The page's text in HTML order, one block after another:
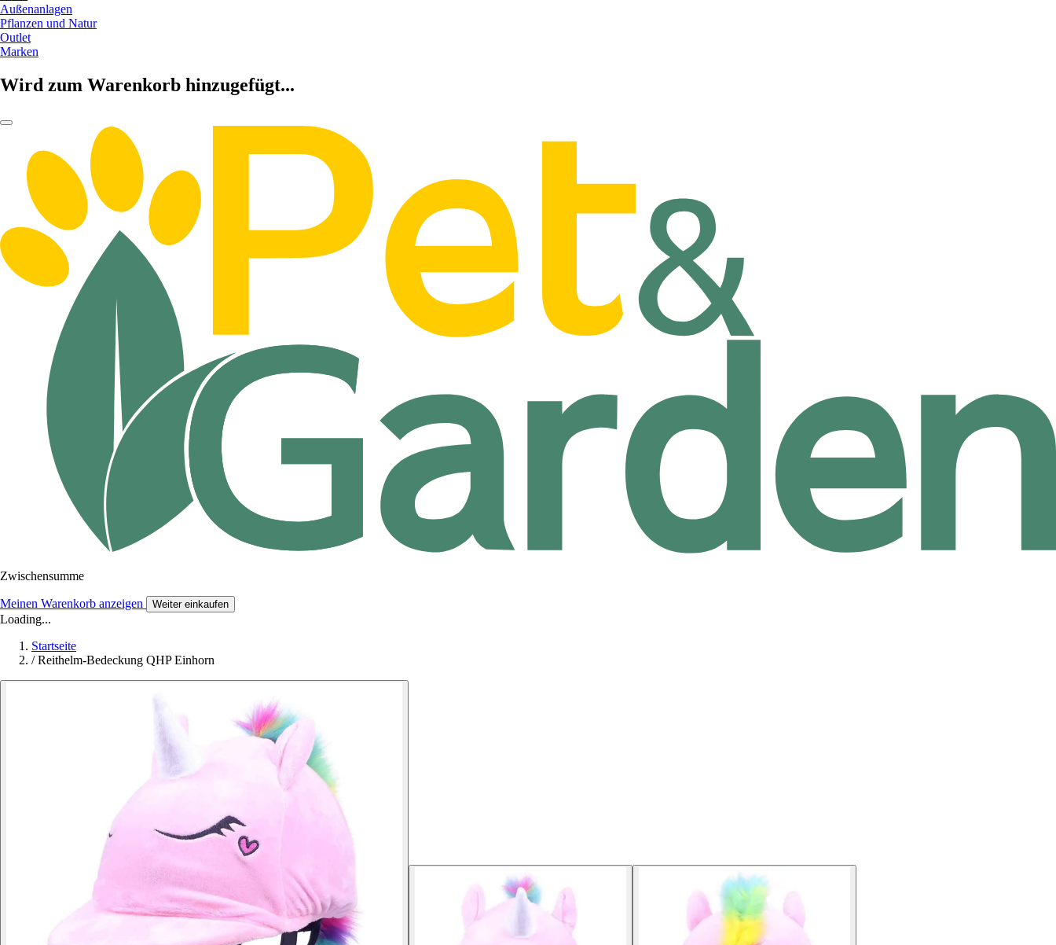
Außenanlagen
Pflanzen und Natur
Outlet
Marken
Wird zum Warenkorb hinzugefügt...
Zwischensumme
Meinen Warenkorb anzeigen Weiter einkaufen
Loading...
Startseite
/ Reithelm-Bedeckung QHP Einhorn